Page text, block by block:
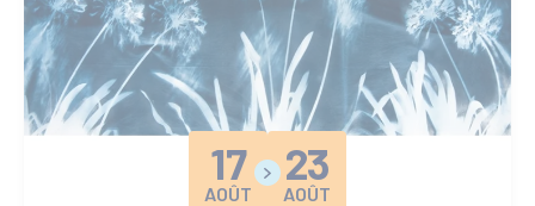
17
AOÛT
23
AOÛT